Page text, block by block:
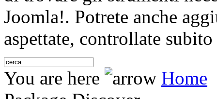
Joomla!. Potrete anche
aspettate, controllate
You are here
Home